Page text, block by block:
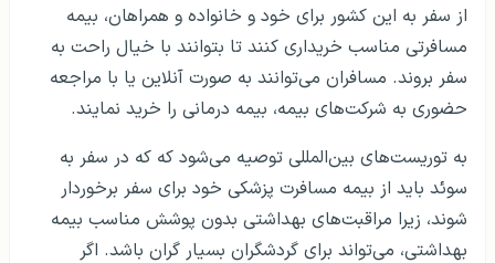
از سفر به این کشور برای خود و خانواده و همراهان، بیمه
مسافرتی مناسب خریداری کنند تا بتوانند با خیال راحت به
سفر بروند. مسافران می‌توانند به صورت آنلاین یا با مراجعه
حضوری به شرکت‌های بیمه، بیمه درمانی را خرید نمایند.
به توریست‌های بین‌المللی توصیه می‌شود که که در سفر به
سوئد باید از بیمه مسافرت پزشکی خود برای سفر برخوردار
شوند، زیرا مراقبت‌های بهداشتی بدون پوشش مناسب بیمه
بهداشتی، می‌تواند برای گردشگران بسیار گران باشد. اگر